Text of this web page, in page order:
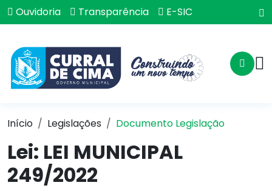
Ouvidoria Transparência E-SIC
Início Legislações Documento Legislação
Lei: LEI MUNICIPAL
249/2022